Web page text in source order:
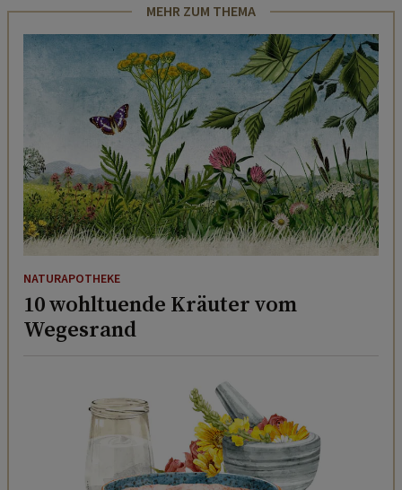
MEHR ZUM THEMA
NATURAPOTHEKE
10 wohltuende Kräuter vom
Wegesrand